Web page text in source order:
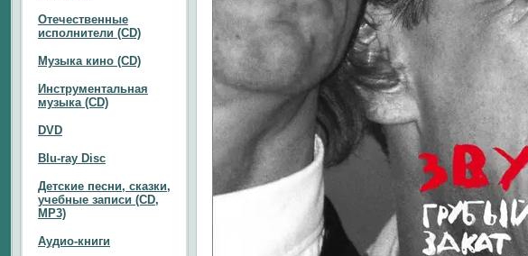
Отечественные
исполнители (CD)
Музыка кино (CD)
Инструментальная
музыка (CD)
DVD
Blu-ray Disc
Детские песни, сказки,
учебные записи (CD,
MP3)
Аудио-книги